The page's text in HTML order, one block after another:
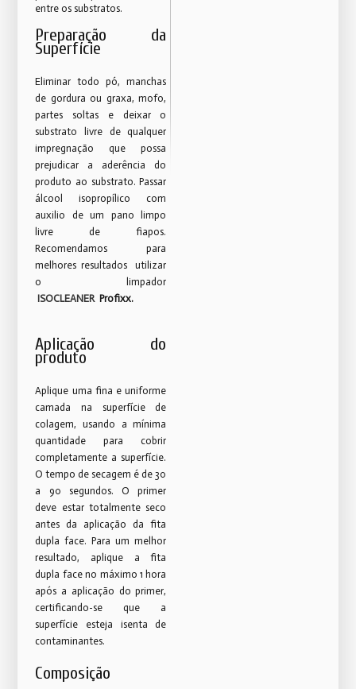
entre os substratos.
Preparação da
Superfície
Eliminar todo pó, manchas
de gordura ou graxa, mofo,
partes soltas e deixar o
substrato livre de qualquer
impregnação que possa
prejudicar a aderência do
produto ao substrato. Passar
álcool isopropílico com
auxilio de um pano limpo
livre de fiapos.
Recomendamos para
melhores resultados utilizar
o limpador
ISOCLEANERProfixx.
Aplicação do
produto
Aplique uma fina e uniforme
camada na superfície de
colagem, usando a mínima
quantidade para cobrir
completamente a superfície.
O tempo de secagem é de 30
a 90 segundos. O primer
deve estar totalmente seco
antes da aplicação da fita
dupla face. Para um melhor
resultado, aplique a fita
dupla face no máximo 1 hora
após a aplicação do primer,
certificando-se que a
superfície esteja isenta de
contaminantes.
Composição